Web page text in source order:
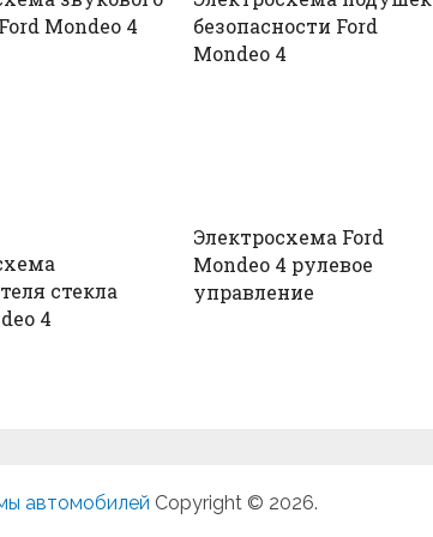
Mondeo 4
безопасности Ford
Mondeo 4
стекла
4
Электросхема Ford
Mondeo 4 рулевое
управление
автомобилей Copyright © 2026.